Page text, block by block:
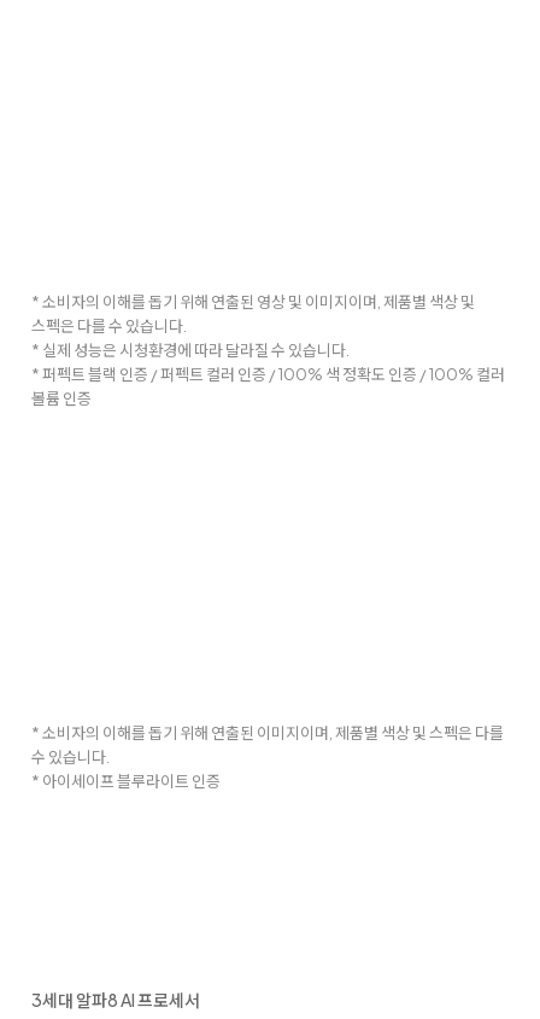
* 소비자의 이해를 돕기 위해 연출된 영상 및 이미지이며, 제품별 색상 및
스펙은 다를 수 있습니다.
* 실제 성능은 시청환경에 따라 달라질 수 있습니다.
* 퍼펙트 블랙 인증 / 퍼펙트 컬러 인증 / 100% 색 정확도 인증 / 100% 컬러
볼륨 인증
* 소비자의 이해를 돕기 위해 연출된 이미지이며, 제품별 색상 및 스펙은 다를
수 있습니다.
* 아이세이프 블루라이트 인증
3세대 알파8 AI 프로세서